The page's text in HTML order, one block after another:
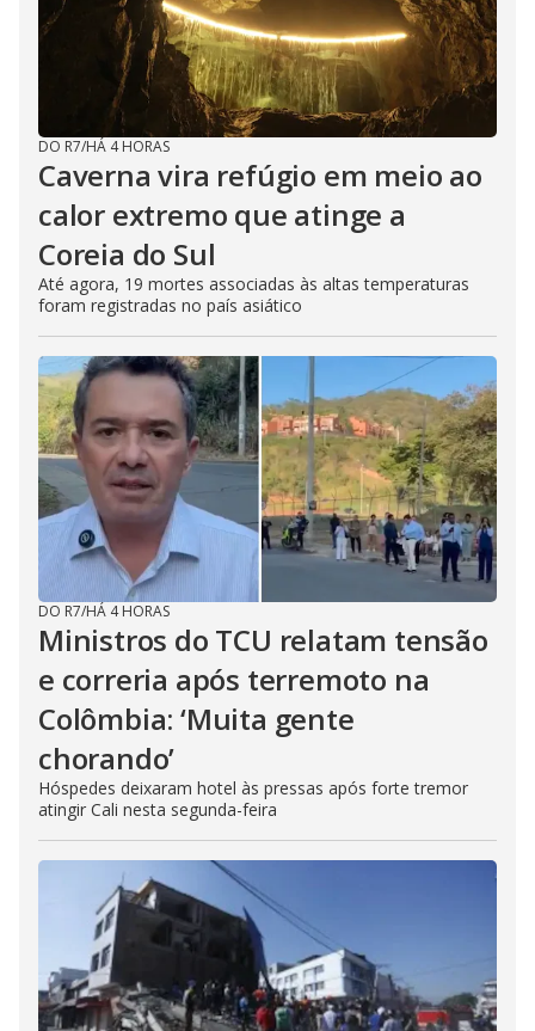
DO R7/HÁ 4 HORAS
Caverna vira refúgio em meio ao
calor extremo que atinge a
Coreia do Sul
Até agora, 19 mortes associadas às altas temperaturas
foram registradas no país asiático
DO R7/HÁ 4 HORAS
Ministros do TCU relatam tensão
e correria após terremoto na
Colômbia: ‘Muita gente
chorando’
Hóspedes deixaram hotel às pressas após forte tremor
atingir Cali nesta segunda-feira